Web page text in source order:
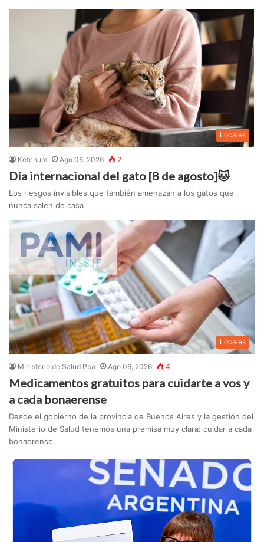
Locales
Ketchum Ago 06, 2026 2
Día internacional del gato [8 de agosto]🐱
Los riesgos invisibles que también amenazan a los gatos que
nunca salen de casa
Locales
Ministerio de Salud Pba Ago 06, 2026 4
Medicamentos gratuitos para cuidarte a vos y
a cada bonaerense
Desde el gobierno de la provincia de Buenos Aires y la gestión del
Ministerio de Salud tenemos una premisa muy clara: cuidar a cada
bonaerense.